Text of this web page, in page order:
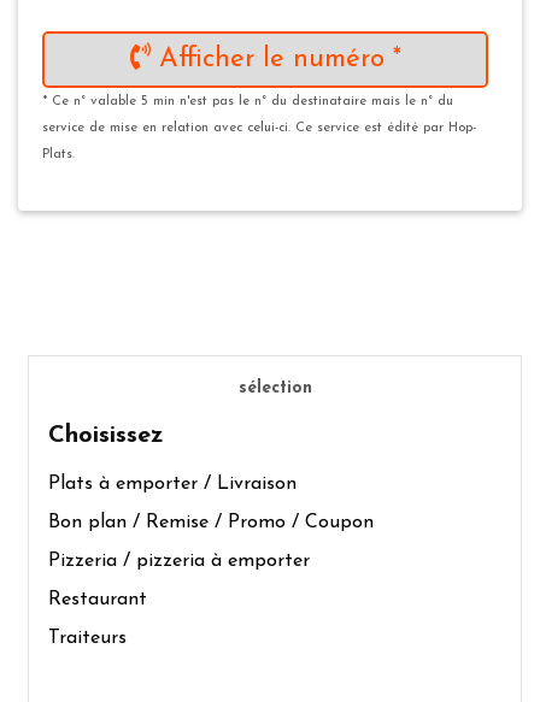
Afficher le numéro *
* Ce n° valable 5 min n'est pas le n° du destinataire mais le n° du
service de mise en relation avec celui-ci. Ce service est édité par Hop-
Plats.
sélection
Choisissez
Plats à emporter / Livraison
Bon plan / Remise / Promo / Coupon
Pizzeria / pizzeria à emporter
Restaurant
Traiteurs